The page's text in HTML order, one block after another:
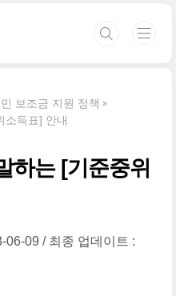
보조금 지원 정책
소득표] 안내
하는 [기준중위
06-09
최종 업데이트 :